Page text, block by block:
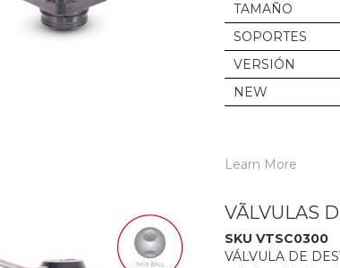
TAMAÑO
SOPORTES
VERSIÓN
NEW
Learn More
VÃLVULAS
SKU VTSC0300
VÁLVULA DE